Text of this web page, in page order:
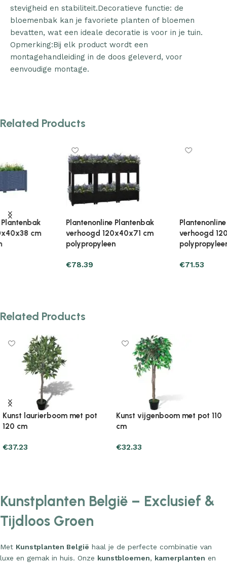
stevigheid en stabiliteit.Decoratieve functie: de
bloemenbak kan je favoriete planten of bloemen
bevatten, wat een ideale decoratie is voor in je tuin.
Opmerking:Bij elk product wordt een
montagehandleiding in de doos geleverd, voor
eenvoudige montage.
Related Products
Plantenonline Plantenbak
verhoogd 120x40x71 cm
Plantenonline Plantenbak
verhoogd 120x40x71 cm
Related Products
vijgenboom met pot 110
Kunst vijgenboom met pot 60
30.37
Kunstplanten België – Exclusief &
Tijdloos Groen
Met Kunstplanten België haal je de perfecte combinatie van
luxe en gemak in huis. Onze kunstbloemen, kamerplanten en